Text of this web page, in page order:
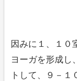
因みに１、１０
ヨーガを形成し
トして、９－